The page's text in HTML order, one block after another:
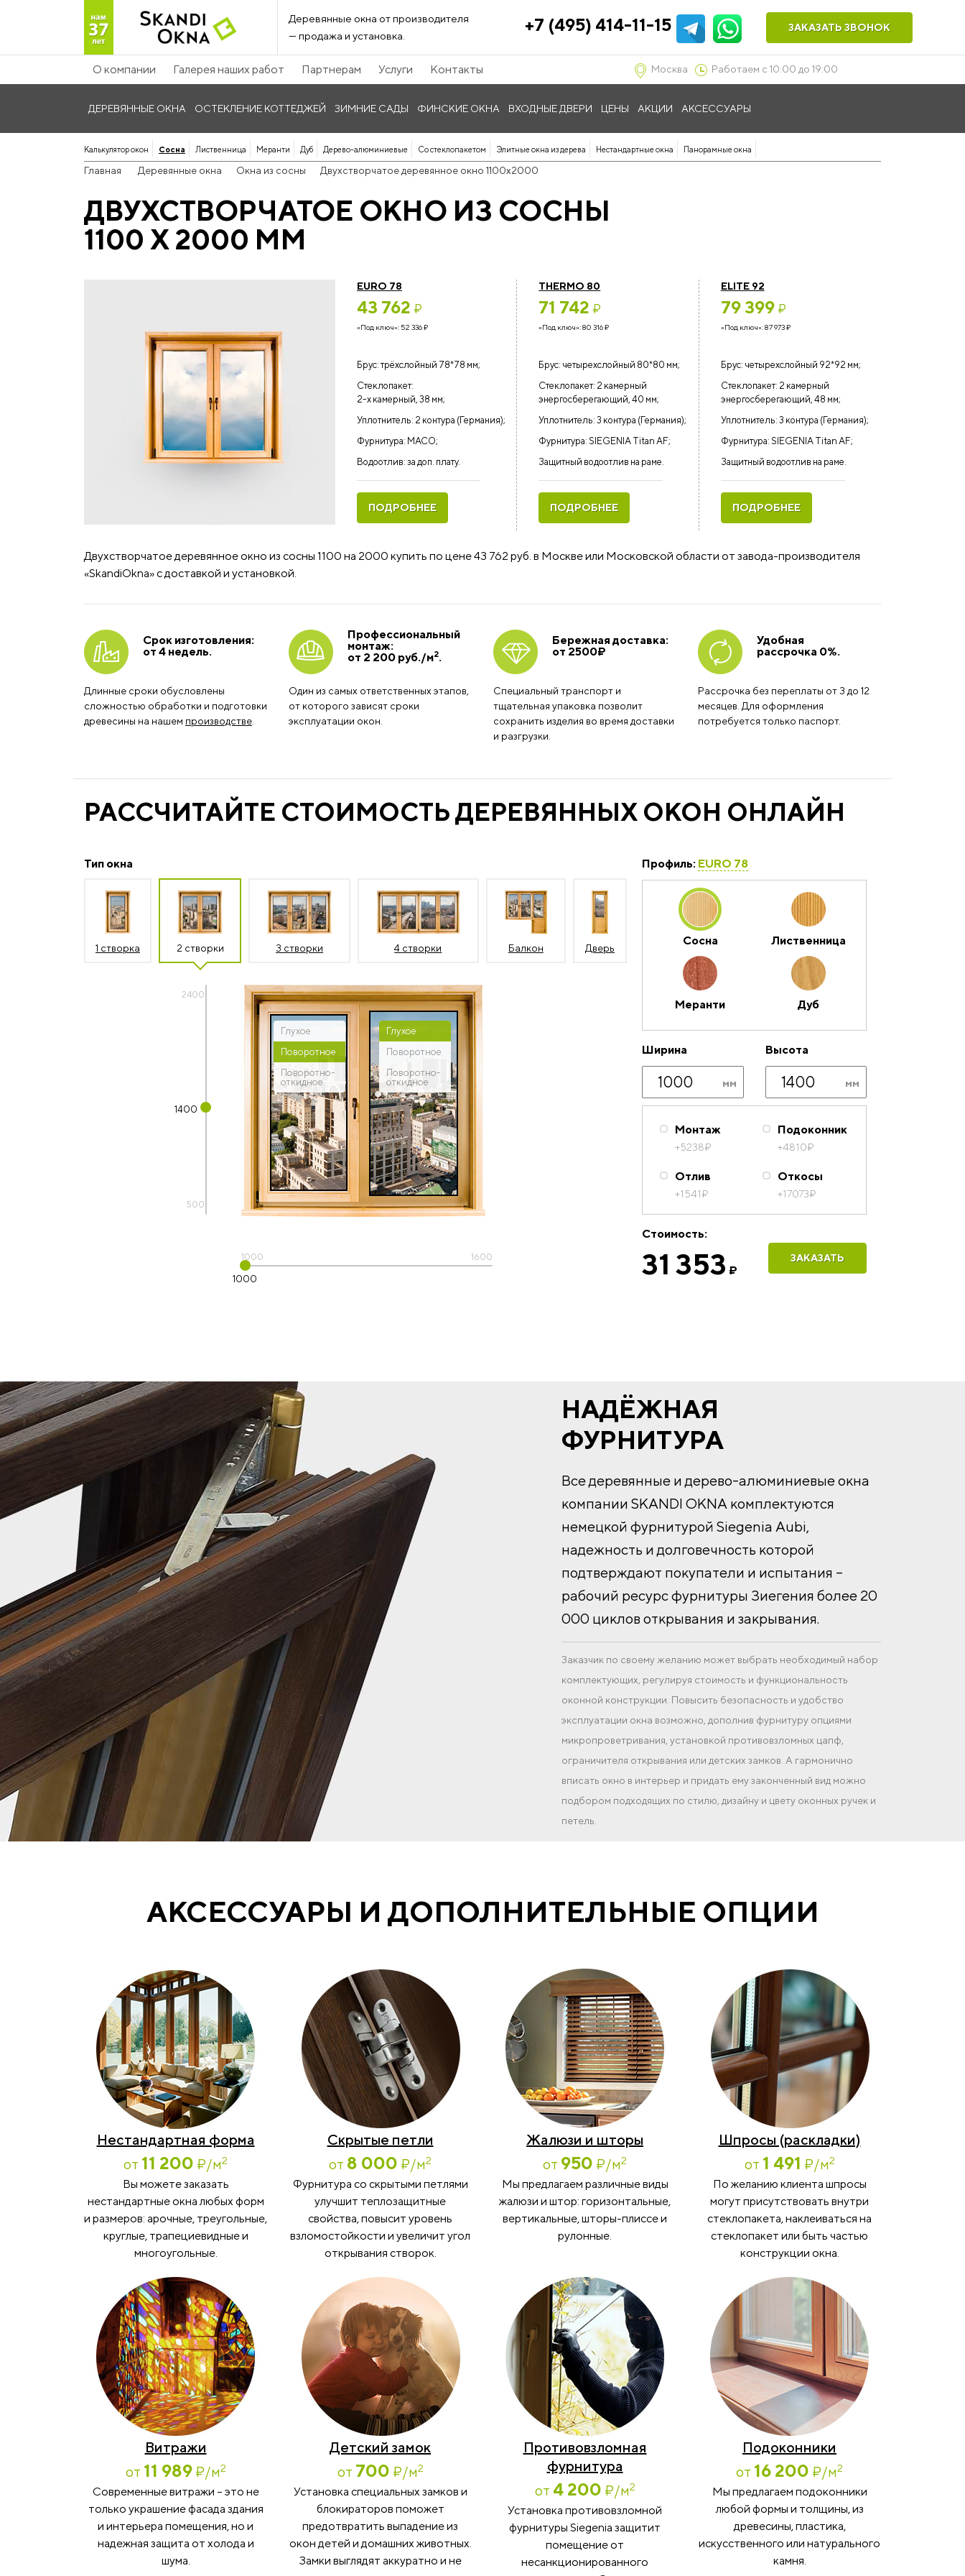
Деревянные окна от производителя
— продажа и установка.
+7 (495) 414-11-15 ЗАКАЗАТЬ ЗВОНОК
О компании Галерея наших работ Партнерам Услуги Контакты Москва Работаем с 10:00 до 19:00
ДЕРЕВЯННЫЕ ОКНА ОСТЕКЛЕНИЕ КОТТЕДЖЕЙ ЗИМНИЕ САДЫ ФИНСКИЕ ОКНА ВХОДНЫЕ ДВЕРИ ЦЕНЫ АКЦИИ АКСЕССУАРЫ
Калькулятор окон Сосна Лиственница Меранти Дуб Дерево-алюминиевые Со стеклопакетом Элитные окна из дерева Нестандартные окна
Панорамные окна
Панорамные дерево-алюминиевые
Главная Деревянные окна Окна из сосны Двухстворчатое деревянное окно 1100x2000
ДВУХСТВОРЧАТОЕ ОКНО ИЗ СОСНЫ
1100 Х 2000 ММ
EURO 78
43 762 ₽
«Под ключ»: 52 336₽
Брус: трёхслойный 78*78 мм;
Стеклопакет:
2-х камерный, 38 мм;
Уплотнитель: 2 контура (Германия);
Фурнитура: MACO;
Водоотлив: за доп. плату.
ПОДРОБНЕЕ
THERMO 80
71 742 ₽
«Под ключ»:80 316₽
Брус: четырехслойный 80*80 мм;
Стеклопакет: 2 камерный
энергосберегающий, 40 мм;
Уплотнитель: 3 контура (Германия);
Фурнитура: SIEGENIA Titan AF;
Защитный водоотлив на раме.
ПОДРОБНЕЕ
ELITE 92
79 399 ₽
«Под ключ»:87 973₽
Брус: четырехслойный 92*92 мм;
Стеклопакет: 2 камерный
энергосберегающий, 48 мм;
Уплотнитель: 3 контура (Германия);
Фурнитура: SIEGENIA Titan AF;
Защитный водоотлив на раме.
ПОДРОБНЕЕ
Двухстворчатое деревянное окно из сосны 1100 на 2000 купить по цене 43 762 руб. в Москве или Московской области от завода-производителя
«SkandiOkna» с доставкой и установкой.
Срок изготовления:
от 4 недель.
Длинные сроки обусловлены
сложностью обработки и подготовки
древесины на нашем производстве
Профессиональный
монтаж:
от 2 200 руб./м2.
Один из самых ответственных этапов,
от которого зависят сроки
эксплуатации окон.
Бережная доставка:
от 2500₽
Специальный транспорт и
тщательная упаковка позволит
сохранить изделия во время доставки
и разгрузки.
Удобная
рассрочка 0%.
Рассрочка без переплаты от 3 до 12
месяцев. Для оформления
потребуется только паспорт.
РАССЧИТАЙТЕ СТОИМОСТЬ ДЕРЕВЯННЫХ ОКОН ОНЛАЙН
Тип окна
1 створка 2 створки 3 створки 4 створки Балкон Дверь
Профиль: EURO 78
Сосна Лиственница
Меранти Дуб
2400
1400
500
Глухое
Поворотное
Поворотно-
откидное
Глухое
Поворотное
Поворотно-
откидное
1000
1000
1600
Ширина Высота
Монтаж
+5238₽
Подоконник
+4810₽
Отлив
+1541₽
Откосы
+17073₽
Стоимость:
31 353 ₽
ЗАКАЗАТЬ
НАДЁЖНАЯ
ФУРНИТУРА
Все деревянные и дерево-алюминиевые окна
компании SKANDI OKNA комплектуются
немецкой фурнитурой Siegenia Aubi,
надежность и долговечность которой
подтверждают покупатели и испытания –
рабочий ресурс фурнитуры Зиегения более 20
000 циклов открывания и закрывания.
Заказчик по своему желанию может выбрать необходимый набор
комплектующих, регулируя стоимость и функциональность
оконной конструкции. Повысить безопасность и удобство
эксплуатации окна возможно, дополнив фурнитуру опциями
микропроветривания, установкой противовзломных цапф,
ограничителя открывания или детских замков. А гармонично
вписать окно в интерьер и придать ему законченный вид можно
подбором подходящих по стилю, дизайну и цвету оконных ручек и
петель.
АКСЕССУАРЫ И ДОПОЛНИТЕЛЬНЫЕ ОПЦИИ
Нестандартная форма
от 11 200 ₽/м2
Вы можете заказать
нестандартные окна любых форм
и размеров: арочные, треугольные,
круглые, трапециевидные и
многоугольные.
Скрытые петли
от 8 000 ₽/м2
Фурнитура со скрытыми петлями
улучшит теплозащитные
свойства, повысит уровень
взломостойкости и увеличит угол
открывания створок.
Жалюзи и шторы
от 950 ₽/м2
Мы предлагаем различные виды
жалюзи и штор: горизонтальные,
вертикальные, шторы-плиссе и
рулонные.
Шпросы (раскладки)
от 1 491 ₽/м2
По желанию клиента шпросы
могут присутствовать внутри
стеклопакета, наклеиваться на
стеклопакет или быть частью
конструкции окна.
Витражи
от 11 989 ₽/м2
Современные витражи – это не
только украшение фасада здания
и интерьера помещения, но и
надежная защита от холода и
шума.
Детский замок
от 700 ₽/м2
Установка специальных замков и
блокираторов поможет
предотвратить выпадение из
окон детей и домашних животных.
Замки выглядят аккуратно и не
Противовзломная
фурнитура
от 4 200 ₽/м2
Установка противовзломной
фурнитуры Siegenia защитит
помещение от
несанкционированного
Подоконники
от 16 200 ₽/м2
Мы предлагаем подоконники
любой формы и толщины, из
древесины, пластика,
искусственного или натурального
камня.